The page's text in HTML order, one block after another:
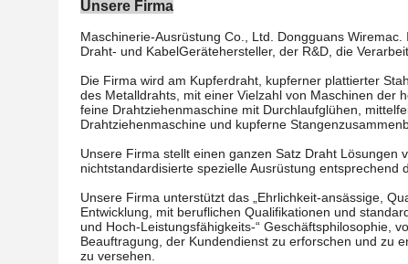
Unsere Firma
Maschinerie-Ausrüstung Co., Ltd. Dongguans
Draht- und KabelGerätehersteller, der R&D, die
Die Firma wird am Kupferdraht, kupferner plattierter
des Metalldrahts, mit einer Vielzahl von Maschinen der
feine Drahtziehenmaschine mit Durchlaufglühen,
Drahtziehenmaschine und kupferne
Unsere Firma stellt einen ganzen Satz Draht
nichtstandardisierte spezielle Ausrüstung entsprechend
Unsere Firma unterstützt das „Ehrlichkeit-ansässige,
Entwicklung, mit beruflichen Qualifikationen und
und Hoch-Leistungsfähigkeits-“ Geschäftsphilosophie,
Beauftragung, der Kundendienst zu erforschen und zu
zu versehen.